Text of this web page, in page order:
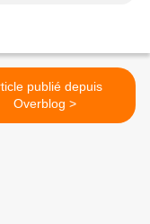
publié depuis
Overblog >